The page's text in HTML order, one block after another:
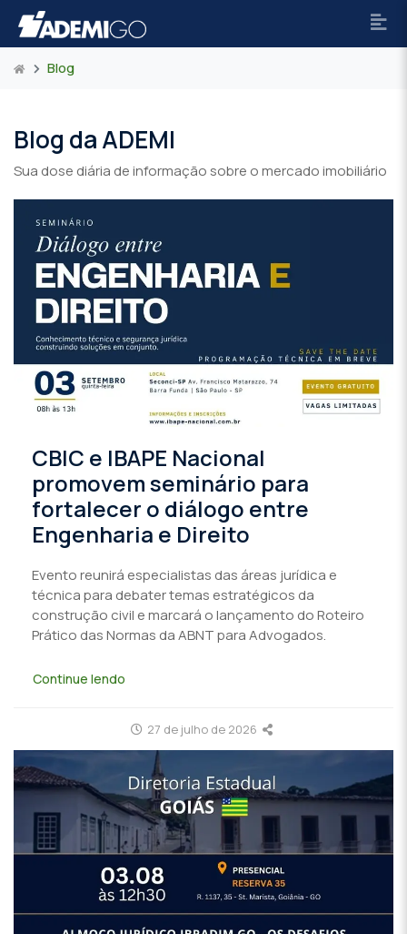
Blog
Blog da ADEMI
Sua dose diária de informação sobre o mercado imobiliário
CBIC e IBAPE Nacional
promovem seminário para
fortalecer o diálogo entre
Engenharia e Direito
Evento reunirá especialistas das áreas jurídica e
técnica para debater temas estratégicos da
construção civil e marcará o lançamento do Roteiro
Prático das Normas da ABNT para Advogados.
Continue lendo
27 de julho de 2026